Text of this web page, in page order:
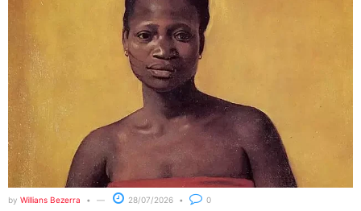
by Willians Bezerra 28/07/2026 0